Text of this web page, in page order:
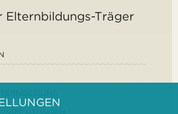
Elternbildungs-Träger